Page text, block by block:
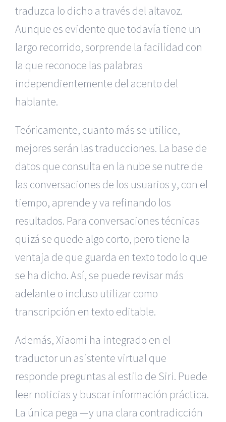
traduzca lo dicho a través del altavoz.
Aunque es evidente que todavía tiene un
largo recorrido, sorprende la facilidad con
la que reconoce las palabras
independientemente del acento del
hablante.
Teóricamente, cuanto más se utilice,
mejores serán las traducciones. La base de
datos que consulta en la nube se nutre de
las conversaciones de los usuarios y, con el
tiempo, aprende y va refinando los
resultados. Para conversaciones técnicas
quizá se quede algo corto, pero tiene la
ventaja de que guarda en texto todo lo que
se ha dicho. Así, se puede revisar más
adelante o incluso utilizar como
transcripción en texto editable.
Además, Xiaomi ha integrado en el
traductor un asistente virtual que
responde preguntas al estilo de Siri. Puede
leer noticias y buscar información práctica.
La única pega —y una clara contradicción